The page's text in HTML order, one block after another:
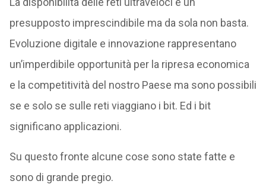
presupposto imprescindibile ma da sola non basta.
Evoluzione digitale e innovazione rappresentano
un’imperdibile opportunità per la ripresa economica
e la competitività del nostro Paese ma sono possibili
se e solo se sulle reti viaggiano i bit. Ed i bit
significano applicazioni.
Su questo fronte alcune cose sono state fatte e
sono di grande pregio.